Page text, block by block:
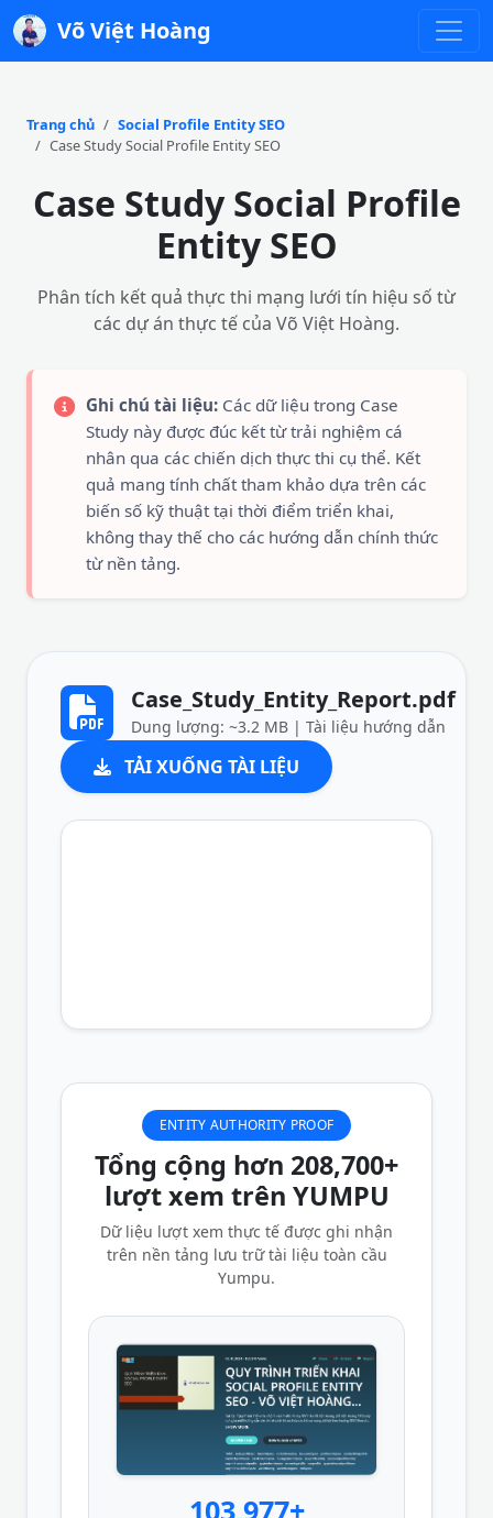
Võ Việt Hoàng
Trang chủ
Social Profile Entity SEO
Case Study Social Profile Entity SEO
Case Study Social Profile
Entity SEO
Phân tích kết quả thực thi mạng lưới tín hiệu số từ
các dự án thực tế của Võ Việt Hoàng.
Ghi chú tài liệu: Các dữ liệu trong Case
Study này được đúc kết từ trải nghiệm cá
nhân qua các chiến dịch thực thi cụ thể. Kết
quả mang tính chất tham khảo dựa trên các
biến số kỹ thuật tại thời điểm triển khai,
không thay thế cho các hướng dẫn chính thức
từ nền tảng.
Case_Study_Entity_Report.pdf
Dung lượng: ~3.2 MB | Tài liệu hướng dẫn
TẢI XUỐNG TÀI LIỆU
ENTITY AUTHORITY PROOF
Tổng cộng hơn 208,700+
lượt xem trên YUMPU
Dữ liệu lượt xem thực tế được ghi nhận
trên nền tảng lưu trữ tài liệu toàn cầu
Yumpu.
103,977+